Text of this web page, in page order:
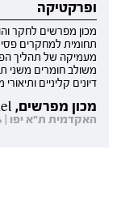
ופרקטיקה
תחומית למחקרים
מעמיקה של תהליך
משולב חומרים משני
דיונים קליניים
מכון מפרשים, MAPS Israel
האקדמית ת"א יפו | 23.10.2026 | יום שישי | 08:30-14:00